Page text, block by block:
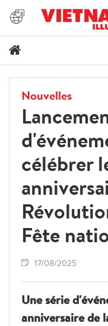
Nouvelles
célébrer
Fête
17/08/2025
Une série
anniversaire de